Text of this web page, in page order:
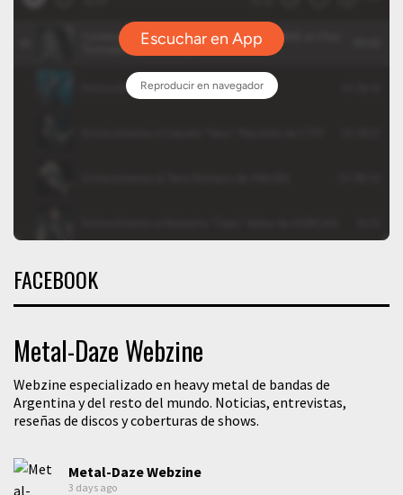
FACEBOOK
Metal-Daze Webzine
Webzine especializado en heavy metal de bandas de
Argentina y del resto del mundo. Noticias, entrevistas,
reseñas de discos y coberturas de shows.
Metal-Daze Webzine
3 days ago